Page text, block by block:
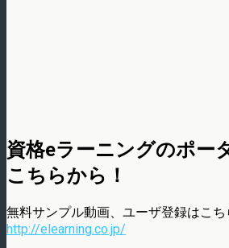
資格eラーニングのポー
こちらから！
無料サンプル動画、ユーザ登録はこち
http://elearning.co.jp/